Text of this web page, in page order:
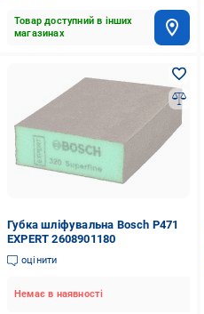
Товар доступний в інших
магазинах
Губка шліфувальна Bosch P471
EXPERT 2608901180
оцінити
Немає в наявності